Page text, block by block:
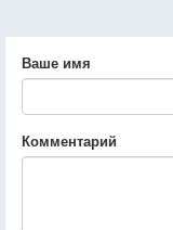
Ваше имя
Комментарий